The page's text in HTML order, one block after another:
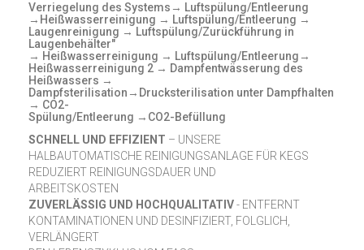
Verriegelung des Systems→ Luftspülung/Entleerung
→Heißwasserreinigung → Luftspülung/Entleerung →
Laugenreinigung → Luftspülung/Zurückführung in
Laugenbehälter"
→ Heißwasserreinigung → Luftspülung/Entleerung→
Heißwasserreinigung 2 → Dampfentwässerung des
Heißwassers →
Dampfsterilisation→Drucksterilisation unter Dampfhalten
→ CO2-
Spülung/Entleerung →CO2-Befüllung
SCHNELL UND EFFIZIENT – UNSERE
HALBAUTOMATISCHE REINIGUNGSANLAGE FÜR KEGS
REDUZIERT REINIGUNGSDAUER UND
ARBEITSKOSTEN
ZUVERLÄSSIG UND HOCHQUALITATIV- ENTFERNT
KONTAMINATIONEN UND DESINFIZIERT, FOLGLICH,
VERLÄNGERT